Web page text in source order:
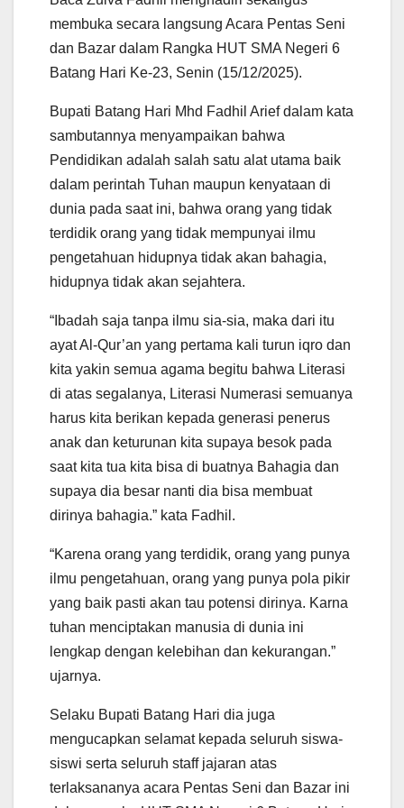
A
p
p
o
o
k
e
r
r
a
m
membuka secara langsung Acara Pentas Seni
dan Bazar dalam Rangka HUT SMA Negeri 6
Batang Hari Ke-23, Senin (15/12/2025).
Bupati Batang Hari Mhd Fadhil Arief dalam kata
sambutannya menyampaikan bahwa
Pendidikan adalah salah satu alat utama baik
dalam perintah Tuhan maupun kenyataan di
dunia pada saat ini, bahwa orang yang tidak
terdidik orang yang tidak mempunyai ilmu
pengetahuan hidupnya tidak akan bahagia,
hidupnya tidak akan sejahtera.
“Ibadah saja tanpa ilmu sia-sia, maka dari itu
ayat Al-Qur’an yang pertama kali turun iqro dan
kita yakin semua agama begitu bahwa Literasi
di atas segalanya, Literasi Numerasi semuanya
harus kita berikan kepada generasi penerus
anak dan keturunan kita supaya besok pada
saat kita tua kita bisa di buatnya Bahagia dan
supaya dia besar nanti dia bisa membuat
dirinya bahagia.” kata Fadhil.
“Karena orang yang terdidik, orang yang punya
ilmu pengetahuan, orang yang punya pola pikir
yang baik pasti akan tau potensi dirinya. Karna
tuhan menciptakan manusia di dunia ini
lengkap dengan kelebihan dan kekurangan.”
ujarnya.
Selaku Bupati Batang Hari dia juga
mengucapkan selamat kepada seluruh siswa-
siswi serta seluruh staff jajaran atas
terlaksananya acara Pentas Seni dan Bazar ini